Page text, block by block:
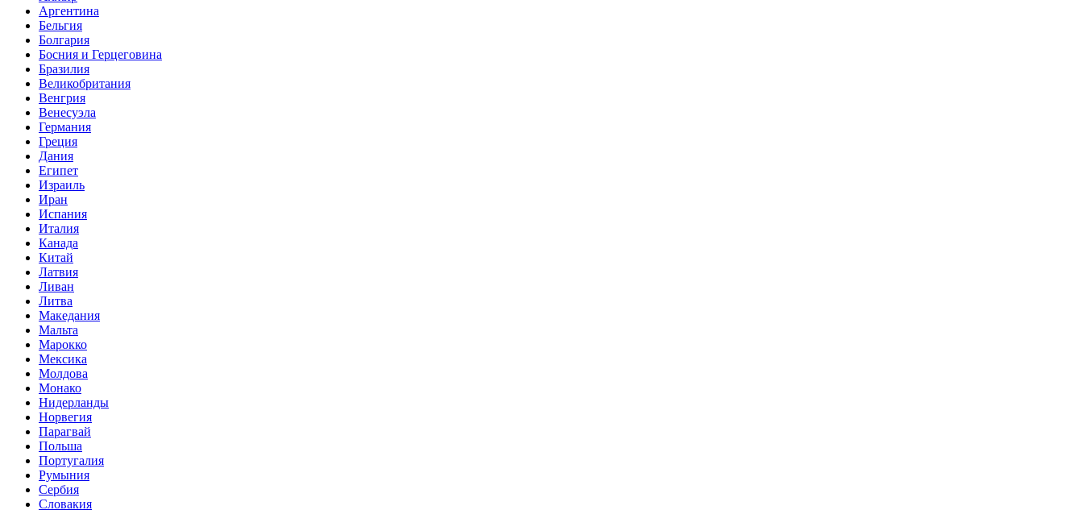
Аргентина
Бельгия
Болгария
Босния и Герцеговина
Бразилия
Великобритания
Венгрия
Венесуэла
Германия
Греция
Дания
Египет
Израиль
Иран
Испания
Италия
Канада
Китай
Латвия
Ливан
Литва
Македания
Мальта
Марокко
Мексика
Молдова
Монако
Нидерланды
Норвегия
Парагвай
Польша
Португалия
Румыния
Сербия
Словакия